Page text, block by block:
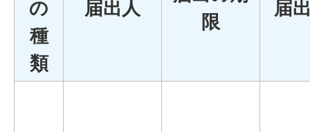
の
種
類
届出人
限
届